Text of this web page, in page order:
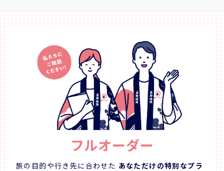
みであるれんこんとカリーノケールのうどんです。 「わ
んこそば」ならぬ「わんこうどん」にチャレンジしてみ
ませんか。 制限時間は10分！限界まで食べるべし！ 過去
最高記録はなんと、207杯！ 100杯を達成された方には関
所手形をプレゼントします。 れんまるギネスブックにも
登録させていただきます。♪ ＊このプランは土日
（17:00 ~ 20:00）限定です！ 【事業者について】 れんま
るカフェ 住所：〒772-0002 徳島県鳴門市撫養町斉田字
浜端北120 営業時間：平日 11:00 ~ 17:00 (LO 16:30) 土日
祝 11:00 ~ 22:00（LO 21:30） 定休日：火曜日 駐車場：
あり（表8台・裏12台） 「れんまる」と表記されたスペ
ースへの駐車をお願いいたします。
フルオーダー
旅の目的や行き先に合わせた あなただけの特別なプラ